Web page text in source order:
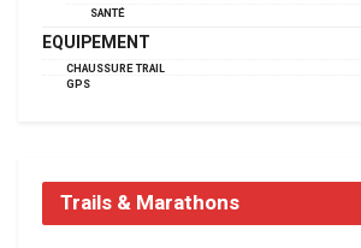
SANTÉ
EQUIPEMENT
CHAUSSURE TRAIL
GPS
Trails & Marathons